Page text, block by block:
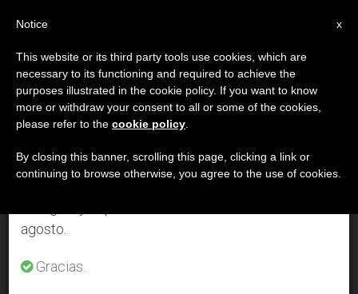
DÍA
Septiembre 25th, 2002
ÚLTIMAS NOTICIAS
Condena unánime de los obispos en España contra el
×
Aviso importante
Del 27 de julio al 7 de agosto haremos la pausa
anual, aprovechando que en el periodo de verano
se generan menos informaciones y también el
agosto.
Gracias.
x
Notice
This website or its third party tools use cookies, which are
necessary to its functioning and required to achieve the
purposes illustrated in the cookie policy. If you want to know
more or withdraw your consent to all or some of the cookies,
please refer to the cookie policy
By closing this banner, scrolling this page, clicking a link or
continuing to browse otherwise, you agree to the use of cookies.